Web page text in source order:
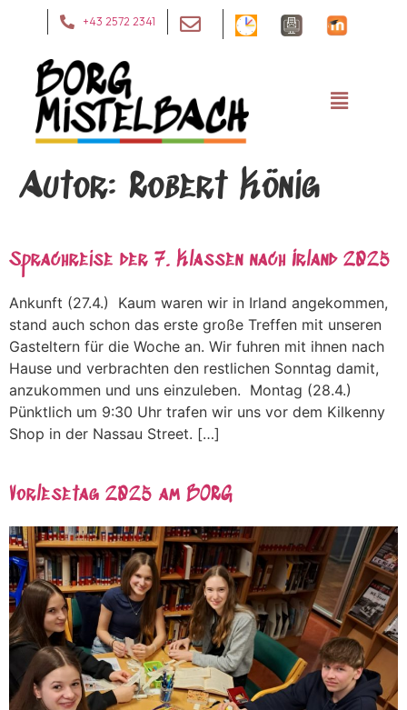
+43 2572 2341
Autor: Robert König
Sprachreise der 7. Klassen nach Irland 2025
Ankunft (27.4.) Kaum waren wir in Irland angekommen,
stand auch schon das erste große Treffen mit unseren
Gasteltern für die Woche an. Wir fuhren mit ihnen nach
Hause und verbrachten den restlichen Sonntag damit,
anzukommen und uns einzuleben. Montag (28.4.)
Pünktlich um 9:30 Uhr trafen wir uns vor dem Kilkenny
Shop in der Nassau Street. […]
Vorlesetag 2025 am BORG